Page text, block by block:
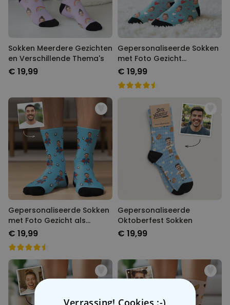
Sokken Meerdere Gezichten
en Verschillende Thema's
€ 19,99
Gepersonaliseerde Sokken
met Foto Gezicht
Romantisch
€ 19,99
Gepersonaliseerde Sokken
met Foto Gezicht als
Superheld
€ 19,99
Gepersonaliseerde
Oktoberfest Sokken
€ 19,99
Verrassing! Cookies :-)